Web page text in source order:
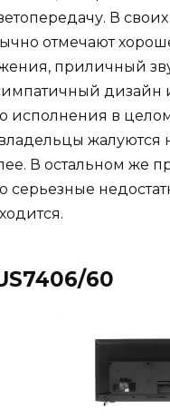
В своих
отмечают
приличный
дизайн
исполнения в
жалуются
В остальном же
серьезные
60